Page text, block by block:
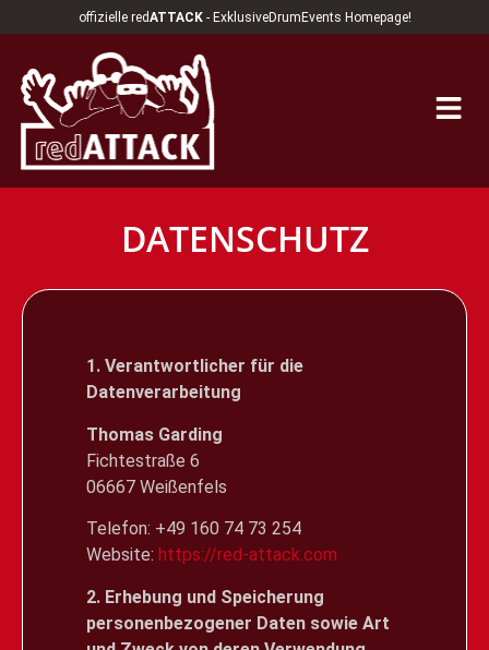
offizielle redATTACK- ExklusiveDrumEvents Homepage!
DATENSCHUTZ
1. Verantwortlicher für die
Datenverarbeitung
Thomas Garding
Fichtestraße 6
06667 Weißenfels
Telefon: +49 160 74 73 254
Website: https://red-attack.com
2. Erhebung und Speicherung
personenbezogener Daten sowie Art